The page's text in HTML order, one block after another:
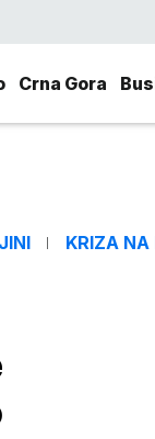
Crna Gora
KRIZA NA